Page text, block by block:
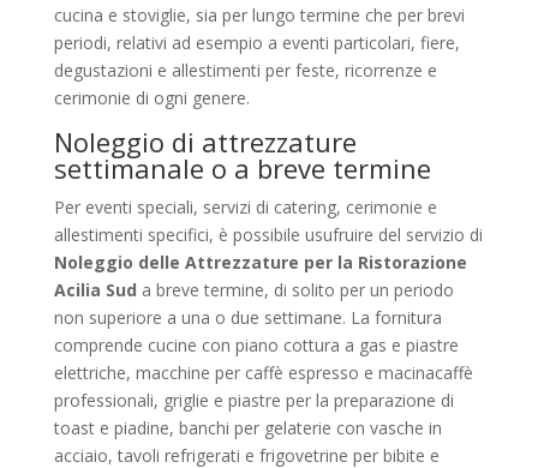
cucina e stoviglie, sia per lungo termine che per brevi
periodi, relativi ad esempio a eventi particolari, fiere,
degustazioni e allestimenti per feste, ricorrenze e
cerimonie di ogni genere.
Noleggio di attrezzature
settimanale o a breve termine
Per eventi speciali, servizi di catering, cerimonie e
allestimenti specifici, è possibile usufruire del servizio di
Noleggio delle Attrezzature per la Ristorazione
Acilia Sud a breve termine, di solito per un periodo
non superiore a una o due settimane. La fornitura
comprende cucine con piano cottura a gas e piastre
elettriche, macchine per caffè espresso e macinacaffè
professionali, griglie e piastre per la preparazione di
toast e piadine, banchi per gelaterie con vasche in
acciaio, tavoli refrigerati e frigovetrine per bibite e